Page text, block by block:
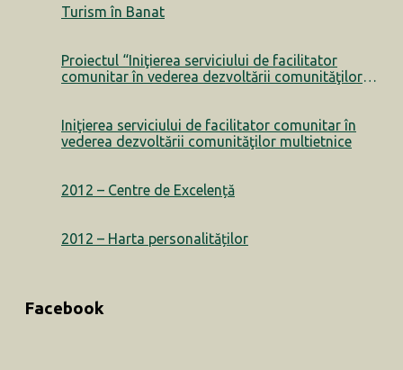
Turism în Banat
Proiectul “Iniţierea serviciului de facilitator
comunitar în vederea dezvoltării comunităţilor
Iniţierea serviciului de facilitator comunitar în
vederea dezvoltării comunităţilor multietnice
2012 – Centre de Excelență
2012 – Harta personalităților
Facebook